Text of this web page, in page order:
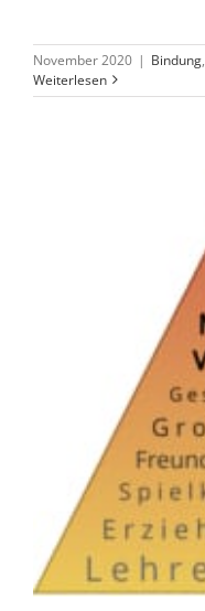
November 2020 | Bindung,
Weiterlesen